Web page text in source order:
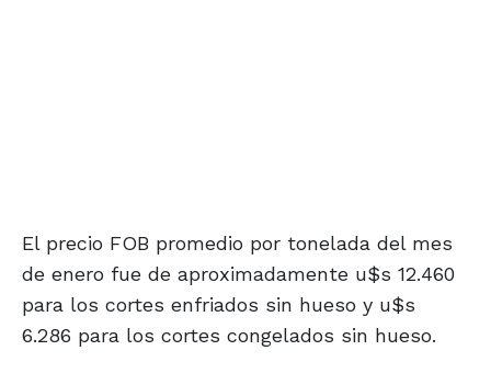
El precio FOB promedio por tonelada del mes
de enero fue de aproximadamente u$s 12.460
para los cortes enfriados sin hueso y u$s
6.286 para los cortes congelados sin hueso.